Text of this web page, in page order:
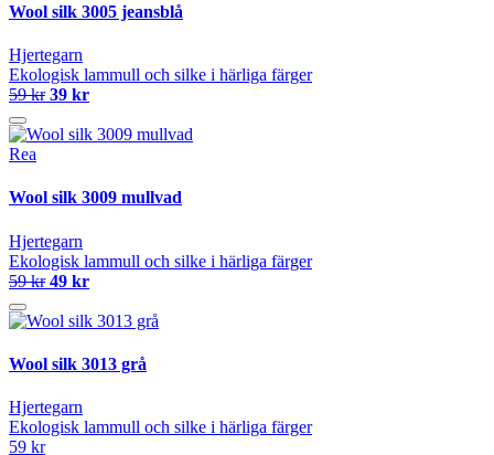
Wool silk 3005 jeansblå
Hjertegarn
Ekologisk lammull och silke i härliga färger
59 kr 39 kr
Rea
Wool silk 3009 mullvad
Hjertegarn
Ekologisk lammull och silke i härliga färger
59 kr 49 kr
Wool silk 3013 grå
Hjertegarn
Ekologisk lammull och silke i härliga färger
59 kr